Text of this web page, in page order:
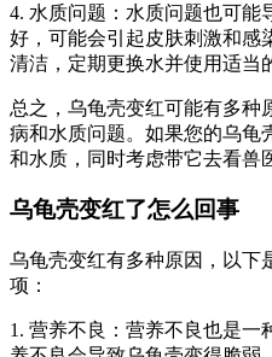
4. 水质问题：水质问题也可能
好，可能会引起皮肤刺激和感
清洁，定期更换水并使用适当
总之，乌龟壳变红可能有多种
病和水质问题。如果您的乌龟
和水质，同时考虑带它去看兽
乌龟壳变红了怎么回事
乌龟壳变红有多种原因，以下
项：
1. 营养不良：营养不良也是